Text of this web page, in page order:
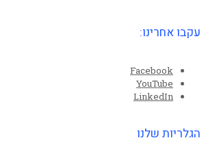
עקבו אחרינו:
Facebook
YouTube
LinkedIn
הגלריות שלנו